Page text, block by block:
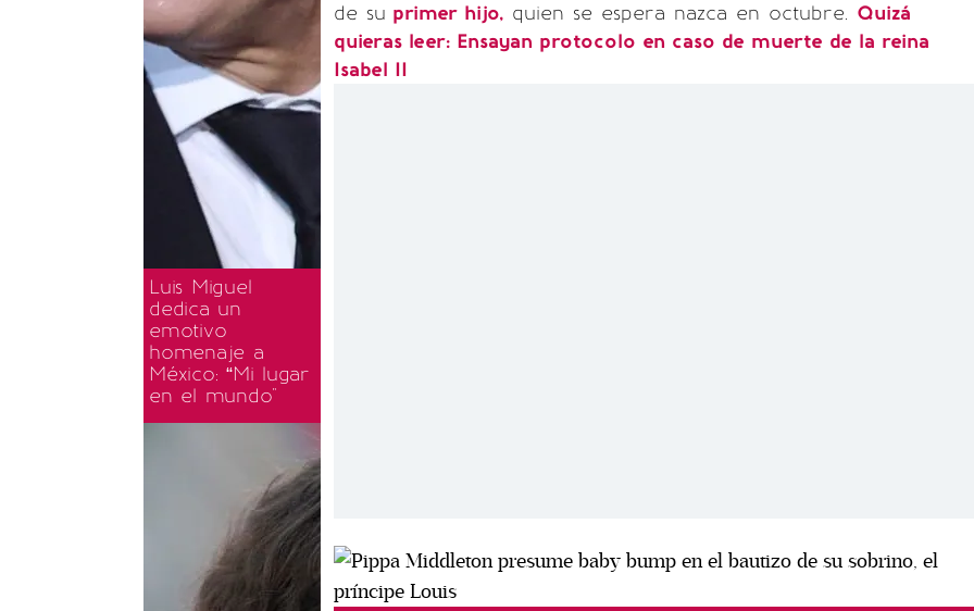
Luis Miguel
dedica un
emotivo
homenaje a
México: “Mi lugar
en el mundo"
de su primer hijo, quien se espera nazca en octubre. Quizá
quieras leer: Ensayan protocolo en caso de muerte de la reina
Isabel II